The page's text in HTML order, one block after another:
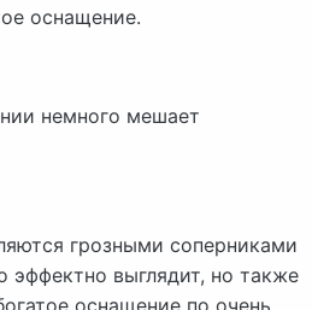
оснащение.
немного мешает
грозными соперниками
эффектно выглядит, но также
оснащение по очень